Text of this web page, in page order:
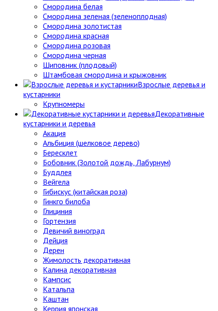
Смородина белая
Смородина зеленая (зеленоплодная)
Смородина золотистая
Смородина красная
Смородина розовая
Смородина черная
Шиповник (плодовый)
Штамбовая смородина и крыжовник
Взрослые деревья и
кустарники
Крупномеры
Декоративные
кустарники и деревья
Акация
Альбиция (шелковое дерево)
Бересклет
Бобовник (Золотой дождь, Лабурнум)
Буддлея
Вейгела
Гибискус (китайская роза)
Гинкго билоба
Глициния
Гортензия
Девичий виноград
Дейция
Дерен
Жимолость декоративная
Калина декоративная
Кампсис
Катальпа
Каштан
Керрия японская